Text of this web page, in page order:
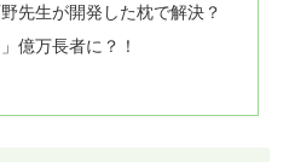
先生が開発した枕で解決？
億万長者に？！